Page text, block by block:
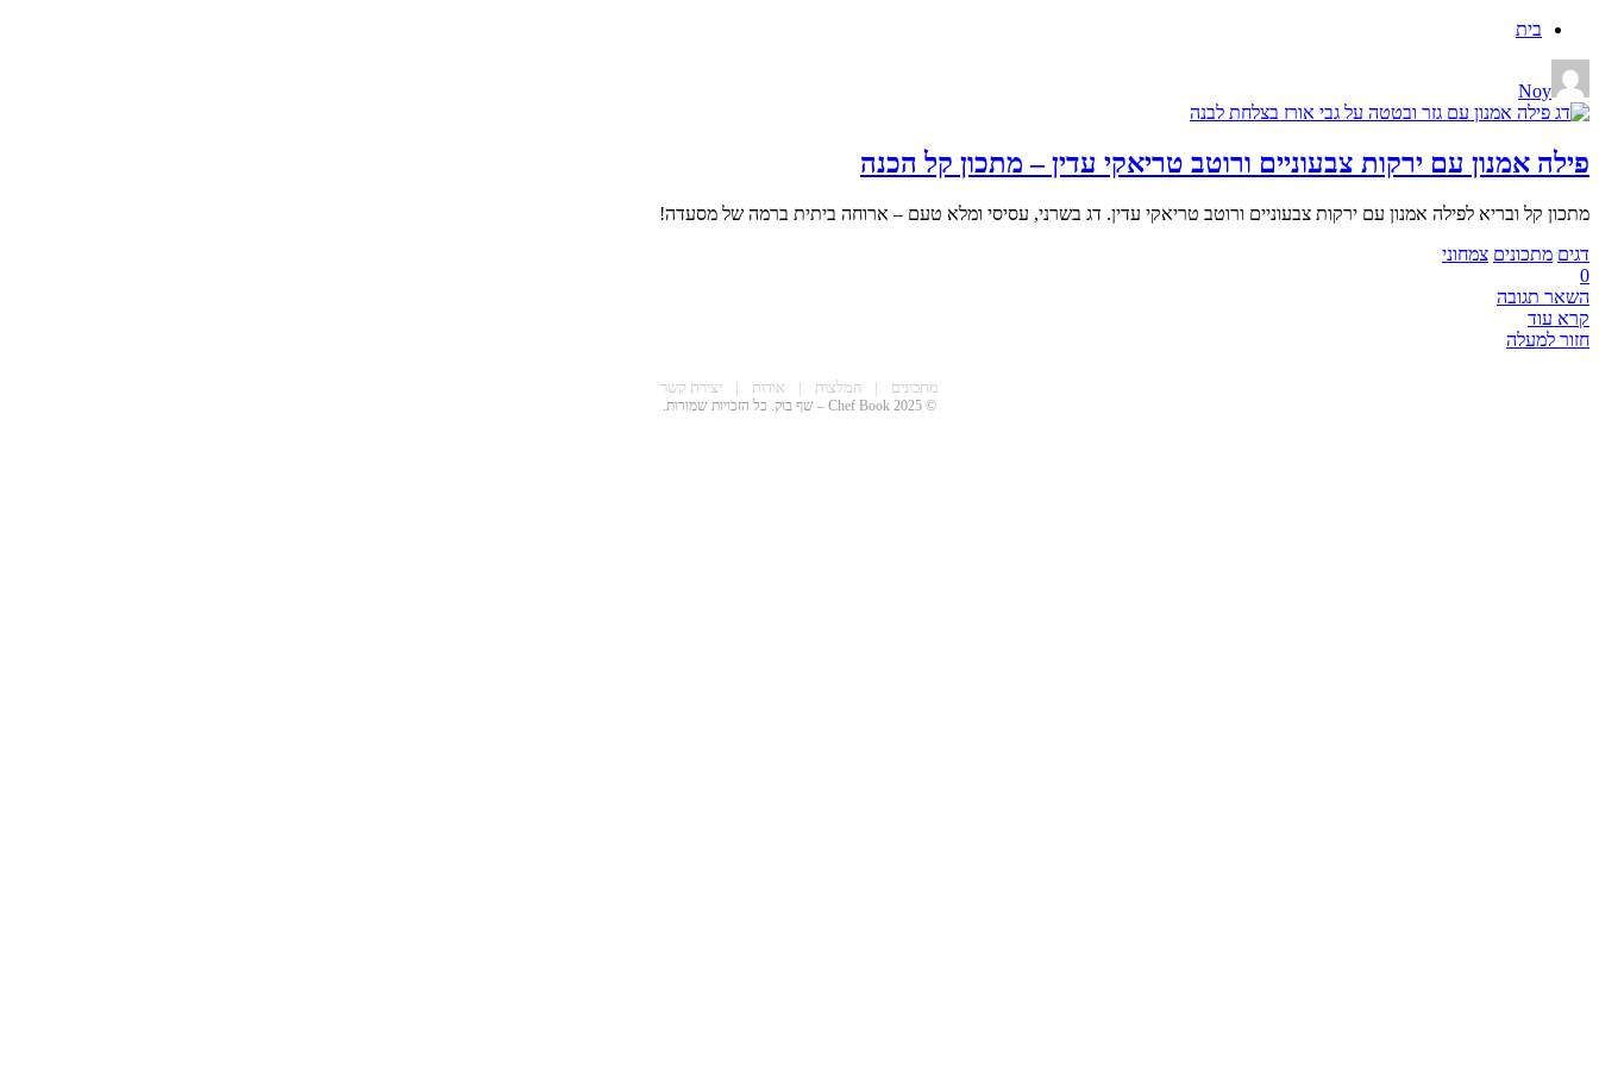
בית
Noy
פילה אמנון עם ירקות צבעוניים ורוטב טריאקי עדין – מתכון קל הכנה
מתכון קל ובריא לפילה אמנון עם ירקות צבעוניים ורוטב טריאקי עדין. דג בשרני, עסיסי ומלא טעם – ארוחה ביתית ברמה של מסעדה!
דגים מתכונים צמחוני
0
השאר תגובה
קרא עוד
חזור למעלה
מתכונים | המלצות | אודות | יצירת קשר
© 2025 Chef Book – שף בוק. כל הזכויות שמורות.